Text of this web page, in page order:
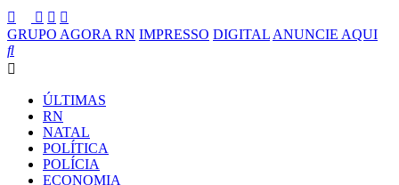
GRUPO AGORA RN IMPRESSO DIGITAL ANUNCIE AQUI
ÚLTIMAS
RN
NATAL
POLÍTICA
POLÍCIA
ECONOMIA